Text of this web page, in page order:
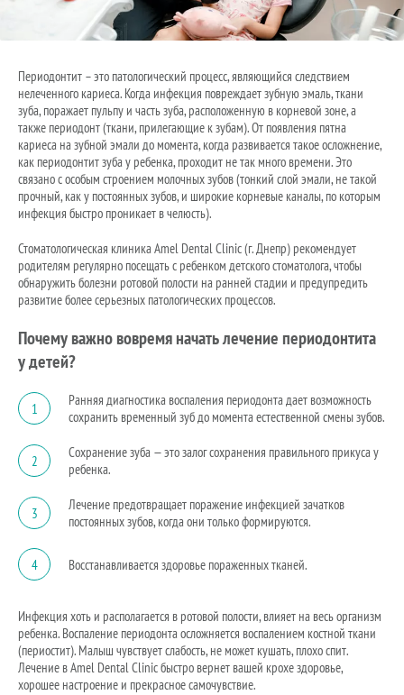
Периодонтит – это патологический процесс, являющийся следствием
нелеченного кариеса. Когда инфекция повреждает зубную эмаль, ткани
зуба, поражает пульпу и часть зуба, расположенную в корневой зоне, а
также периодонт (ткани, прилегающие к зубам). От появления пятна
кариеса на зубной эмали до момента, когда развивается такое осложнение,
как периодонтит зуба у ребенка, проходит не так много времени. Это
связано с особым строением молочных зубов (тонкий слой эмали, не такой
прочный, как у постоянных зубов, и широкие корневые каналы, по которым
инфекция быстро проникает в челюсть).
Стоматологическая клиника Amel Dental Clinic (г. Днепр) рекомендует
родителям регулярно посещать с ребенком детского стоматолога, чтобы
обнаружить болезни ротовой полости на ранней стадии и предупредить
развитие более серьезных патологических процессов.
Почему важно вовремя начать лечение периодонтита
у детей?
1
Ранняя диагностика воспаления периодонта дает возможность
сохранить временный зуб до момента естественной смены зубов.
2
Сохранение зуба — это залог сохранения правильного прикуса у
ребенка.
3
Лечение предотвращает поражение инфекцией зачатков
постоянных зубов, когда они только формируются.
4 Восстанавливается здоровье пораженных тканей.
Инфекция хоть и располагается в ротовой полости, влияет на весь организм
ребенка. Воспаление периодонта осложняется воспалением костной ткани
(периостит). Малыш чувствует слабость, не может кушать, плохо спит.
Лечение в Amel Dental Clinic быстро вернет вашей крохе здоровье,
хорошее настроение и прекрасное самочувствие.